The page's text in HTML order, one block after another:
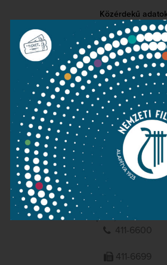
Közérdekű
Sajtószoba
Adatvédelem
Impresszum
NEMZETI
1095 Budapest, Komor
411-6600
411-6699